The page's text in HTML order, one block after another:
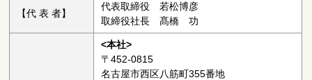
【代 表 者】
代表取締役 若松博彦
取締役社長 髙橋 功
<本社>
〒452-0815
名古屋市西区八筋町355番地